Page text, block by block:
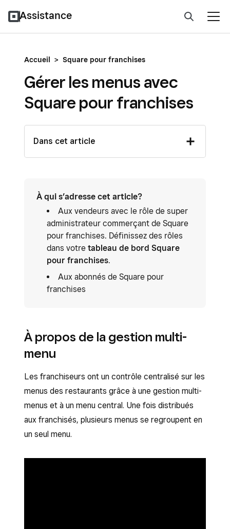
Assistance
Accueil > Square pour franchises
Gérer les menus avec
Square pour franchises
Dans cet article
À qui s’adresse cet article?
Aux vendeurs avec le rôle de super
administrateur commerçant de Square
pour franchises. Définissez des rôles
dans votre tableau de bord Square
pour franchises.
Aux abonnés de Square pour
franchises
À propos de la gestion multi-
menu
Les franchiseurs ont un contrôle centralisé sur les
menus des restaurants grâce à une gestion multi-
menus et à un menu central. Une fois distribués
aux franchisés, plusieurs menus se regroupent en
un seul menu.